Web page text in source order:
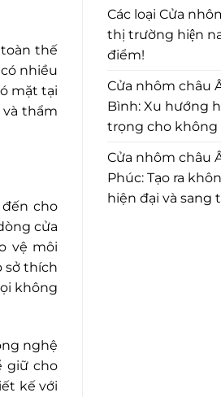
thế
nhiều
mặt tại
thẩm
cho
cửa
vệ môi
sở thích
không
nghệ
giữ cho
kế với
Các loại Cửa
thị trường hiện
điểm!
Cửa nhôm châu
Bình: Xu hướng
trọng cho không
Cửa nhôm châu
Phúc: Tạo ra
hiện đại và sang